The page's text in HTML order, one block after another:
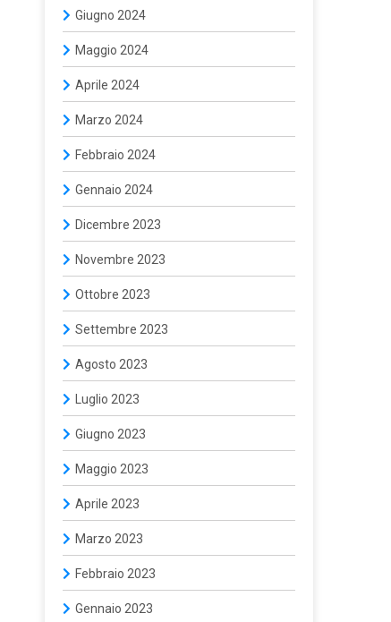
Giugno 2024
Maggio 2024
Aprile 2024
Marzo 2024
Febbraio 2024
Gennaio 2024
Dicembre 2023
Novembre 2023
Ottobre 2023
Settembre 2023
Agosto 2023
Luglio 2023
Giugno 2023
Maggio 2023
Aprile 2023
Marzo 2023
Febbraio 2023
Gennaio 2023